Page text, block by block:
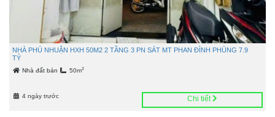
NHÀ PHÚ NHUẬN HXH 50M2 2 TẦNG 3 PN SÁT MT PHAN ĐÌNH PHÙNG 7.9
TỶ
Nhà đất bán 50m2
4 ngày trước Chi tiết